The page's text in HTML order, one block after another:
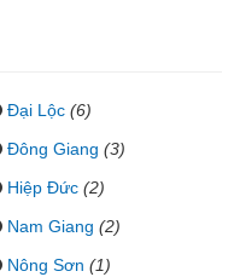
Đại Lộc (6)
Đông Giang (3)
Hiệp Đức (2)
Nam Giang (2)
Nông Sơn (1)